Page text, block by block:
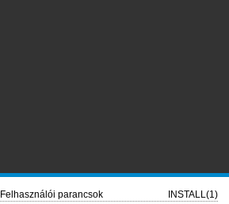
Felhasználói parancsok INSTALL(1)